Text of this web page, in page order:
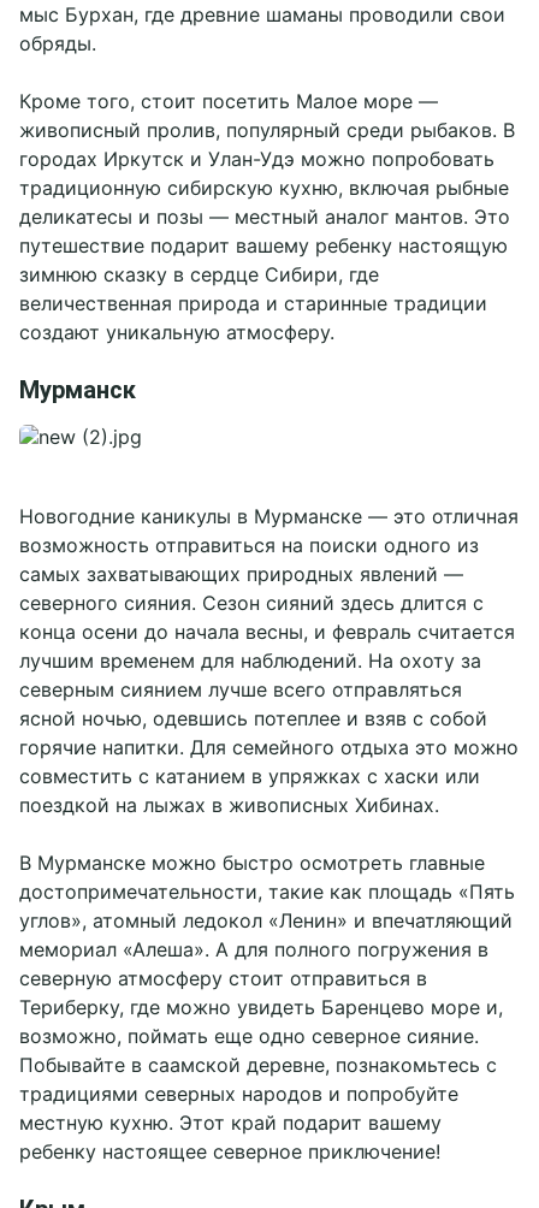
мыс Бурхан, где древние шаманы проводили свои
обряды.
Кроме того, стоит посетить Малое море —
живописный пролив, популярный среди рыбаков. В
городах Иркутск и Улан-Удэ можно попробовать
традиционную сибирскую кухню, включая рыбные
деликатесы и позы — местный аналог мантов. Это
путешествие подарит вашему ребенку настоящую
зимнюю сказку в сердце Сибири, где
величественная природа и старинные традиции
создают уникальную атмосферу.
Мурманск
Новогодние каникулы в Мурманске — это отличная
возможность отправиться на поиски одного из
самых захватывающих природных явлений —
северного сияния. Сезон сияний здесь длится с
конца осени до начала весны, и февраль считается
лучшим временем для наблюдений. На охоту за
северным сиянием лучше всего отправляться
ясной ночью, одевшись потеплее и взяв с собой
горячие напитки. Для семейного отдыха это можно
совместить с катанием в упряжках с хаски или
поездкой на лыжах в живописных Хибинах.
В Мурманске можно быстро осмотреть главные
достопримечательности, такие как площадь «Пять
углов», атомный ледокол «Ленин» и впечатляющий
мемориал «Алеша». А для полного погружения в
северную атмосферу стоит отправиться в
Териберку, где можно увидеть Баренцево море и,
возможно, поймать еще одно северное сияние.
Побывайте в саамской деревне, познакомьтесь с
традициями северных народов и попробуйте
местную кухню. Этот край подарит вашему
ребенку настоящее северное приключение!